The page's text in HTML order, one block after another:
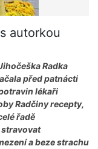
autorkou
Radka
před patnácti
lékaři
Radčiny recepty,
řadě
stravovat
a beze strachu